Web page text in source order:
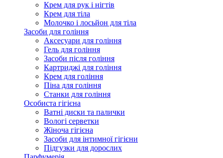
Крем для рук і нігтів
Крем для тіла
Молочко і лосьйон для тіла
Засоби для гоління
Аксесуари для гоління
Гель для гоління
Засоби після гоління
Картриджі для гоління
Крем для гоління
Піна для гоління
Станки для гоління
Особиста гігієна
Ватні диски та палички
Вологі серветки
Жіноча гігієна
Засоби для інтимної гігієни
Підгузки для дорослих